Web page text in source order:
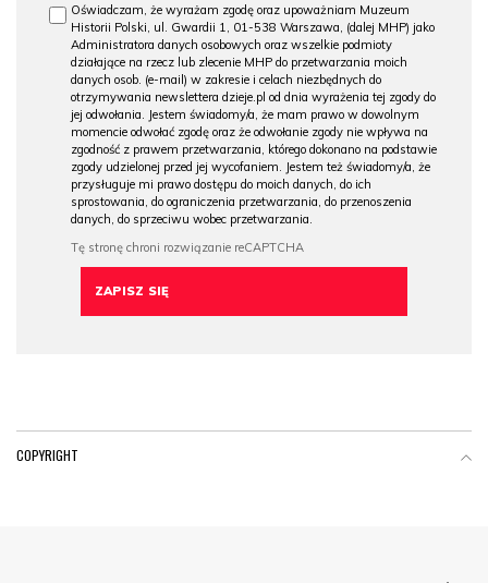
Oświadczam, że wyrażam zgodę oraz upoważniam Muzeum
Historii Polski, ul. Gwardii 1, 01-538 Warszawa, (dalej MHP) jako
Administratora danych osobowych oraz wszelkie podmioty
działające na rzecz lub zlecenie MHP do przetwarzania moich
danych osob. (e-mail) w zakresie i celach niezbędnych do
otrzymywania newslettera dzieje.pl od dnia wyrażenia tej zgody do
jej odwołania. Jestem świadomy/a, że mam prawo w dowolnym
momencie odwołać zgodę oraz że odwołanie zgody nie wpływa na
zgodność z prawem przetwarzania, którego dokonano na podstawie
zgody udzielonej przed jej wycofaniem. Jestem też świadomy/a, że
przysługuje mi prawo dostępu do moich danych, do ich
sprostowania, do ograniczenia przetwarzania, do przenoszenia
danych, do sprzeciwu wobec przetwarzania.
COPYRIGHT